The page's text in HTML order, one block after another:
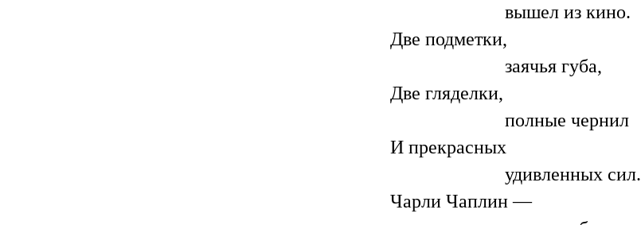
вышел из кино.
Две подметки,
заячья губа,
Две гляделки,
полные чернил
И прекрасных
удивленных сил.
Чарли Чаплин —